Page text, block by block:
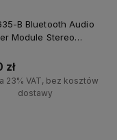
B Bluetooth Audio
Module Stereo
zł
23% VAT, bez kosztów
dostawy